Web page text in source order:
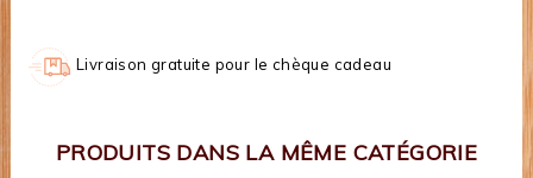
Livraison gratuite pour le chèque cadeau
PRODUITS DANS LA MÊME CATÉGORIE